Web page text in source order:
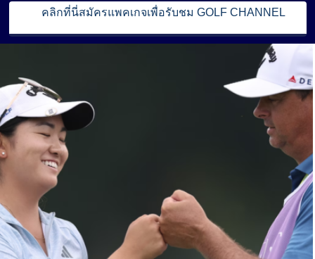
คลิกที่นี่สมัครแพคเกจเพื่อรับชม GOLF CHANNEL